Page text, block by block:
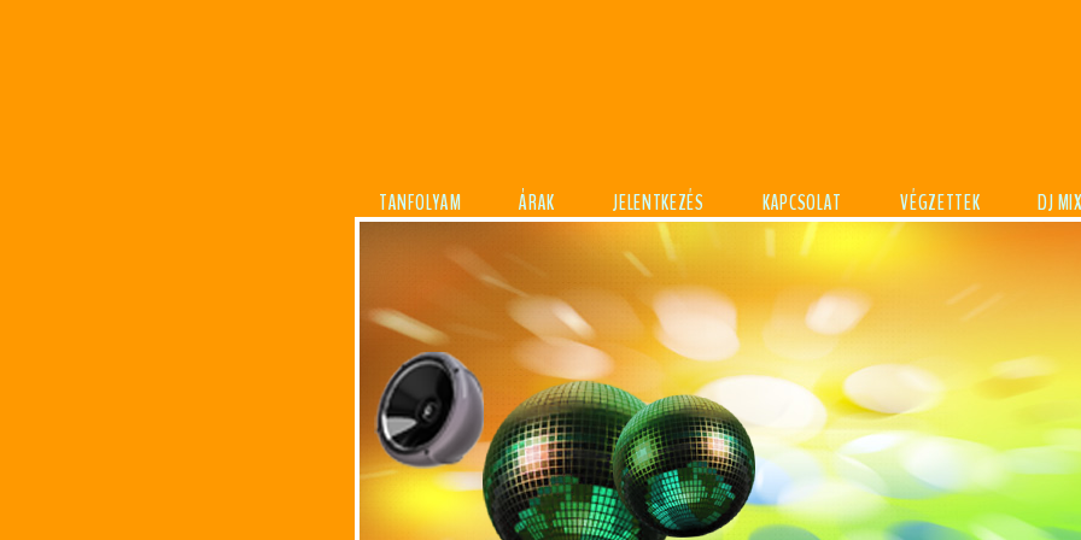
TANFOLYAM ÁRAK JELENTKEZÉS KAPCSOLAT VÉGZETTEK DJ